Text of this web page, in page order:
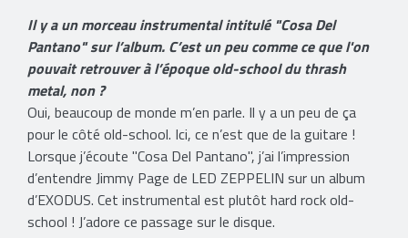
Il y a un morceau instrumental intitulé "Cosa Del
Pantano" sur l’album. C’est un peu comme ce que l'on
pouvait retrouver à l’époque old-school du thrash
metal, non ?
Oui, beaucoup de monde m’en parle. Il y a un peu de ça
pour le côté old-school. Ici, ce n’est que de la guitare !
Lorsque j’écoute "Cosa Del Pantano", j’ai l’impression
d’entendre Jimmy Page de LED ZEPPELIN sur un album
d’EXODUS. Cet instrumental est plutôt hard rock old-
school ! J’adore ce passage sur le disque.